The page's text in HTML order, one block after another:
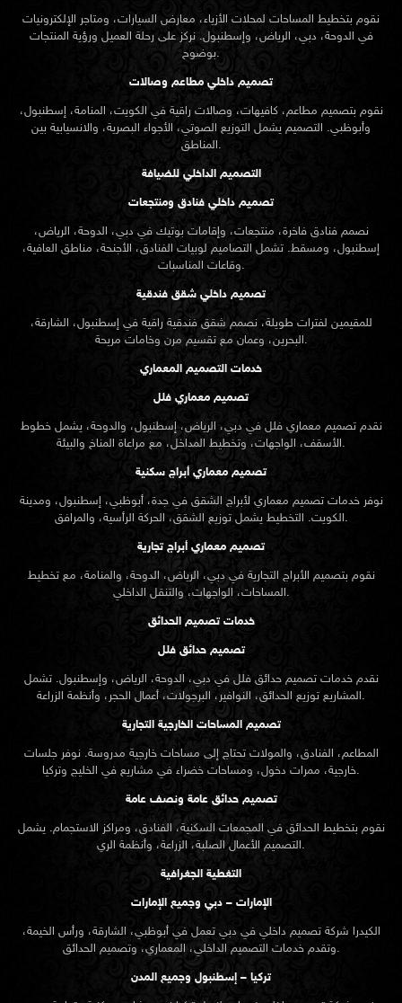
نقوم بتخطيط المساحات لمحلات الأزياء، معارض السيارات، ومتاجر الإلكترونيات
في الدوحة، دبي، الرياض، وإسطنبول. نركز على رحلة العميل ورؤية المنتجات
بوضوح.
تصميم داخلي مطاعم وصالات
نقوم بتصميم مطاعم، كافيهات، وصالات راقية في الكويت، المنامة، إسطنبول،
وأبوظبي. التصميم يشمل التوزيع الصوتي، الأجواء البصرية، والانسيابية بين
المناطق.
التصميم الداخلي للضيافة
تصميم داخلي فنادق ومنتجعات
نصمم فنادق فاخرة، منتجعات، وإقامات بوتيك في دبي، الدوحة، الرياض،
إسطنبول، ومسقط. تشمل التصاميم لوبيات الفنادق، الأجنحة، مناطق العافية،
وقاعات المناسبات.
تصميم داخلي شقق فندقية
للمقيمين لفترات طويلة، نصمم شقق فندقية راقية في إسطنبول، الشارقة،
البحرين، وعمان مع تقسيم مرن وخامات مريحة.
خدمات التصميم المعماري
تصميم معماري فلل
نقدمتصميم معماري فلل في دبي، الرياض، إسطنبول، والدوحة، يشمل خطوط
الأسقف، الواجهات، وتخطيط المداخل، مع مراعاة المناخ والبيئة.
تصميم معماري أبراج سكنية
نوفر خدمات تصميم معماري لأبراج الشقق في جدة، أبوظبي، إسطنبول، ومدينة
الكويت. التخطيط يشمل توزيع الشقق، الحركة الرأسية، والمرافق.
تصميم معماري أبراج تجارية
نقوم بتصميم الأبراج التجارية في دبي، الرياض، الدوحة، والمنامة، مع تخطيط
المساحات، الواجهات، والتنقل الداخلي.
خدمات تصميم الحدائق
تصميم حدائق فلل
نقدم خدماتتصميم حدائق فلل في دبي، الدوحة، الرياض، وإسطنبول. تشمل
المشاريع توزيع الحدائق، النوافير، البرجولات، أعمال الحجر، وأنظمة الزراعة.
تصميم المساحات الخارجية التجارية
المطاعم، الفنادق، والمولات تحتاج إلى مساحات خارجية مدروسة. نوفر جلسات
خارجية، ممرات دخول، ومساحات خضراء في مشاريع في الخليج وتركيا.
تصميم حدائق عامة ونصف عامة
نقوم بتخطيط الحدائق في المجمعات السكنية، الفنادق، ومراكز الاستجمام. يشمل
التصميم الأعمال الصلبة، الزراعة، وأنظمة الري.
التغطية الجغرافية
الإمارات – دبي وجميع الإمارات
الكيدرا شركة تصميم داخلي في دبي تعمل في أبوظبي، الشارقة، ورأس الخيمة،
وتقدم خدمات التصميم الداخلي، المعماري، وتصميم الحدائق.
تركيا – إسطنبول وجميع المدن